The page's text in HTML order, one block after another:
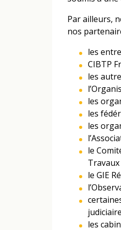
Par ailleurs,
nos
les
CIBTP
les
les
les
les
le
Travaux
le GIE
les